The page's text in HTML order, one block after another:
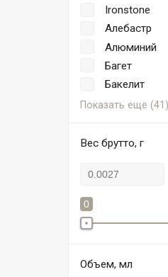
Ironstone
Алебастр
Алюминий
Багет
Бакелит
Показать еще (41)
Вес брутто, г
0
Объем, мл